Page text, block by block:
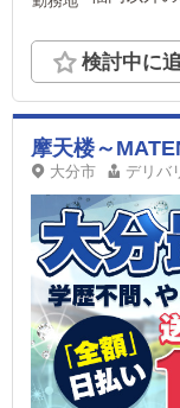
※カメラ
のみ募集し
検討中に
摩天楼～
大分市 デリバ